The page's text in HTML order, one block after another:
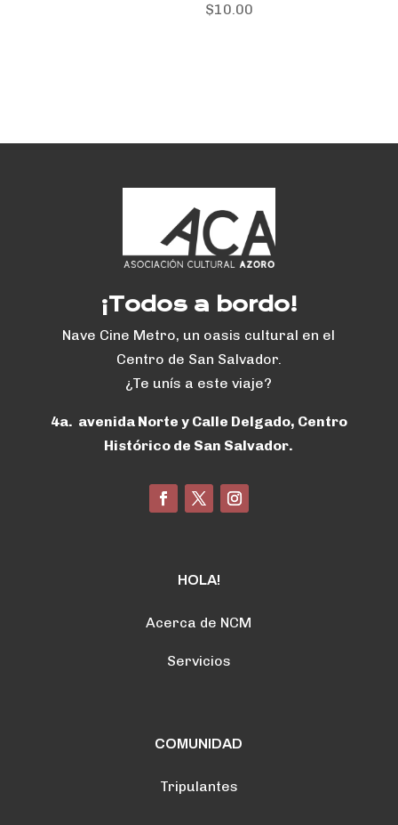
$10.00
¡Todos a bordo!
Nave Cine Metro, un oasis cultural en el
Centro de San Salvador.
¿Te unís a este viaje?
4a. avenida Norte y Calle Delgado, Centro
Histórico de San Salvador.
HOLA!
Acerca de NCM
Servicios
COMUNIDAD
Tripulantes